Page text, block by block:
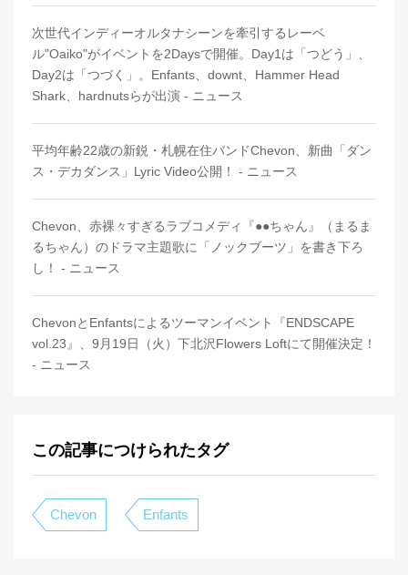
次世代インディーオルタナシーンを牽引するレーベ
ル"Oaiko"がイベントを2Daysで開催。Day1は「つどう」、
Day2は「つづく」。Enfants、downt、Hammer Head
Shark、hardnutsらが出演 - ニュース
平均年齢22歳の新鋭・札幌在住バンドChevon、新曲「ダン
ス・デカダンス」Lyric Video公開！ - ニュース
Chevon、赤裸々すぎるラブコメディ『●●ちゃん』（まるま
るちゃん）のドラマ主題歌に「ノックブーツ」を書き下ろ
し！ - ニュース
ChevonとEnfantsによるツーマンイベント『ENDSCAPE
vol.23』、9月19日（火）下北沢Flowers Loftにて開催決定！
- ニュース
この記事につけられたタグ
Chevon Enfants